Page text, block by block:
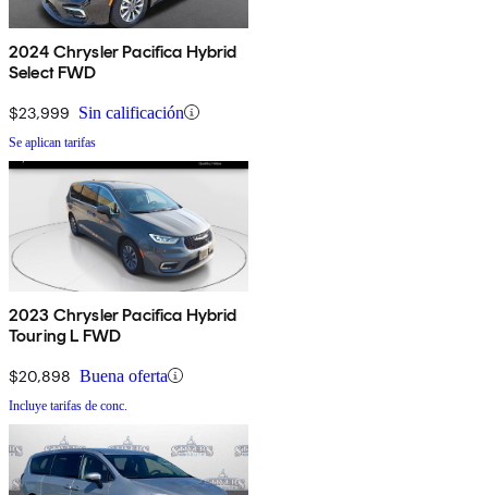
2024 Chrysler Pacifica Hybrid
Select FWD
$23,999 Sin calificación
Se aplican tarifas
2023 Chrysler Pacifica Hybrid
Touring L FWD
$20,898 Buena oferta
Incluye tarifas de conc.